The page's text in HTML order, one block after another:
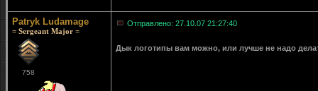
Patryk Ludamage
= Sergeant Major =
758
Отправлено: 27.10.07 21:27:40
Дык логотипы вам можно, или лучше не надо